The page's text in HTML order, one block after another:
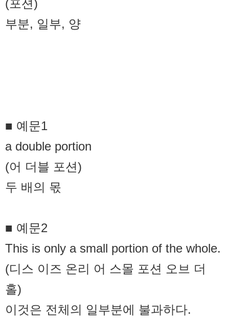
(포션)
부분, 일부, 양
■ 예문1
a double portion
(어 더블 포션)
두 배의 몫
■ 예문2
This is only a small portion of the whole.
(디스 이즈 온리 어 스몰 포션 오브 더
홀)
이것은 전체의 일부분에 불과하다.